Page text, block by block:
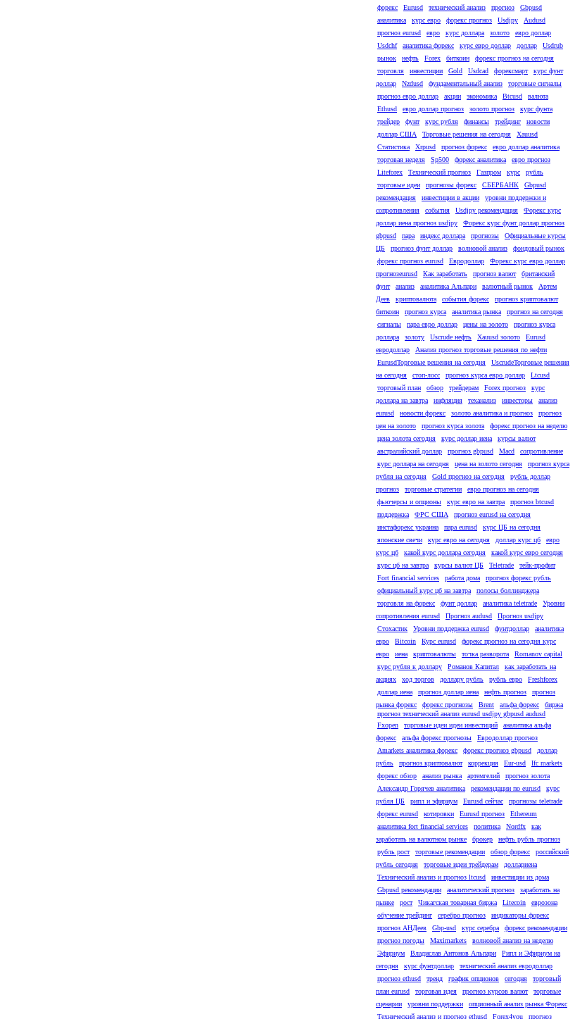
форекс Eurusd технический анализ прогноз
Gbpusd
аналитика
курс евро форекс прогноз Usdjpy
Audusd
прогноз eurusd
евро курс доллара золото
евро доллар
Usdchf
аналитика форекс курс евро доллар доллар
Usdrub
рынок
нефть Forex биткоин
форекс прогноз на сегодня
торговля
инвестиции Gold Usdcad форексмарт
курс фунт
доллар
Nzdusd фундаментальный анализ
торговые сигналы
прогноз евро доллар
акции экономика Btcusd
валюта
Ethusd
евро доллар прогноз золото прогноз
курс фунта
трейдер
фунт курс рубля финансы трейдинг
новости
доллар США
Торговые решения на сегодня
Xauusd
Статистика
Xrpusd прогноз форекс
евро доллар аналитика
торговая неделя
Sp500 форекс аналитика
евро прогноз
Liteforex
Технический прогноз Газпром курс
рубль
торговые идеи
прогнозы форекс СБЕРБАНК
Gbpusd
рекомендация
инвестиции в акции
уровни поддержки и
сопротивления
события Usdjpy рекомендация
Форекс курс
доллар иена прогноз usdjpy
Форекс курс фунт доллар прогноз
gbpusd
пара индекс доллара прогнозы
Официальные курсы
ЦБ
прогноз фунт доллар волновой анализ
фондовый рынок
форекс прогноз eurusd
Евродоллар
Форекс курс евро доллар
прогнозeurusd
Как заработать прогноз валют
британский
фунт
анализ аналитика Альпари валютный рынок
Артем
Деев
криптовалюта события форекс
прогноз криптовалют
биткоин
прогноз курса аналитика рынка
прогноз на сегодня
сигналы
пара евро доллар цены на золото
прогноз курса
доллара
золоту Uscrude нефть Xauusd золото
Eurusd
евродоллар
Анализ прогноз торговые решения по нефти
EurusdТорговые решения на сегодня
UscrudeТорговые решения
на сегодня
стоп-лосс прогноз курса евро доллар
Ltcusd
торговый план
обзор трейдерам Forex прогноз
курс
доллара на завтра
инфляция теханализ инвесторы
анализ
eurusd
новости форекс золото аналитика и прогноз
прогноз
цен на золото
прогноз курса золота
форекс прогноз на неделю
цена золота сегодня
курс доллар иена
курсы валют
австралийский доллар
прогноз gbpusd Macd
сопротивление
курс доллара на сегодня
цена на золото сегодня
прогноз курса
рубля на сегодня
Gold прогноз на сегодня
рубль доллар
прогноз
торговые стратегии
евро прогноз на сегодня
фьючерсы и опционы
курс евро на завтра
прогноз btcusd
поддержка
ФРС США
прогноз eurusd на сегодня
инстафорекс украина
пара eurusd
курс ЦБ на сегодня
японские свечи
курс евро на сегодня доллар курс цб
евро
курс цб
какой курс доллара сегодня
какой курс евро сегодня
курс цб на завтра
курсы валют ЦБ Teletrade
тейк-профит
Fort financial services
работа дома
прогноз форекс рубль
официальный курс цб на завтра
полосы боллинджера
торговля на форекс
фунт доллар аналитика teletrade
Уровни
сопротивления eurusd
Прогноз audusd
Прогноз usdjpy
Стохастик
Уровни поддержка eurusd фунтдоллар
аналитика
евро
Bitcoin Курс eurusd
форекс прогноз на сегодня курс
евро
иена криптовалюты точка разворота
Romanov capital
курс рубля к доллару
Романов Капитал
как заработать на
акциях
ход торгов доллару рубль рубль евро
Freshforex
доллар иена
прогноз доллар иена нефть прогноз
прогноз
рынка форекс
форекс прогнозы Brent альфа форекс
биржа
прогноз технический анализ eurusd usdjpy gbpusd audusd
Fxopen
торговые идеи идеи инвестиций
аналитика альфа
форекс
альфа форекс прогнозы
Евродоллар прогноз
Amarkets аналитика форекс
форекс прогноз gbpusd
доллар
рубль
прогноз криптовалют коррекция Eur-usd
Ifc markets
форекс обзор
анализ рынка артемгелий
прогноз золота
Александр Горячев аналитика
рекомендации по eurusd
курс
рубля ЦБ
рипл и эфириум Eurusd сейчас
прогнозы teletrade
форекс eurusd
котировки Eurusd прогноз
Ethereum
аналитика fort financial services
политика Nordfx
как
заработать на валютном рынке
брокер
нефть рубль прогноз
рубль рост
торговые рекомендации обзор форекс
российский
рубль сегодня
торговые идеи трейдерам
доллариена
Технический анализ и прогноз ltcusd
инвестиции из дома
Gbpusd рекомендации
аналитический прогноз
заработать на
рынке
рост Чикагская товарная биржа Litecoin
еврозона
обучение трейдинг
серебро прогноз
индикаторы форекс
прогноз АНДеев
Gbp-usd курс серебра
форекс рекомендации
прогноз погоды
Maximarkets
волновой анализ на неделю
Эфириум
Владислав Антонов Альпари
Рипл и Эфириум на
сегодня
курс фунтдоллар
технический анализ евродоллар
прогноз ethusd
тренд график опционов сегодня
торговый
план eurusd
торговая идея прогноз курсов валют
торговые
сценарии
уровни поддержки
опционный анализ рынка Форекс
Технический анализ и прогноз ethusd
Forex4you прогноз